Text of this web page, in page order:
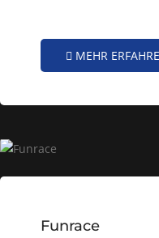
MEHR
Funrace